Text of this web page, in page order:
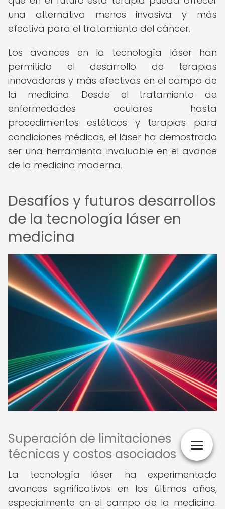
una alternativa menos invasiva y más
efectiva para el tratamiento del cáncer.
Los avances en la tecnología láser han
permitido el desarrollo de terapias
innovadoras y más efectivas en el campo de
la medicina. Desde el tratamiento de
enfermedades oculares hasta
procedimientos estéticos y terapias para
condiciones médicas, el láser ha demostrado
ser una herramienta invaluable en el avance
de la medicina moderna.
Desafíos y futuros desarrollos
de la tecnología láser en
medicina
Superación de limitaciones
técnicas y costos asociados
La tecnología láser ha experimentado
avances significativos en los últimos años,
especialmente en el campo de la medicina.